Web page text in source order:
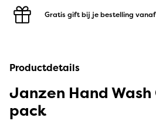
Gratis gift bij je bestelling
Productdetails
Janzen Hand
pack